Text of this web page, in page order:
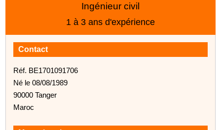
Ingénieur civil
1 à 3 ans d'expérience
Contact
Réf. BE1701091706
Né le 08/08/1989
90000 Tanger
Maroc